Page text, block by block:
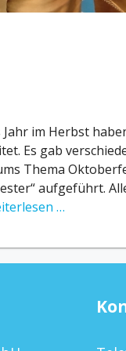
Jahr im Herbst
Es gab
Thema
aufgeführt.
…